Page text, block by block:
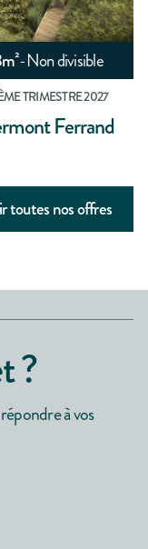
toutes nos offres
m²-Non divisible
TRIMESTRE 2027
Ferrand
?
à vos